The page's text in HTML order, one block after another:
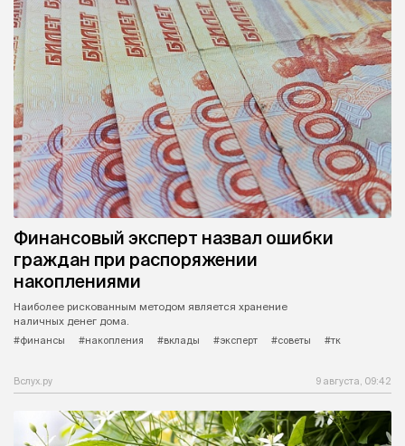
Финансовый эксперт назвал ошибки
граждан при распоряжении
накоплениями
Наиболее рискованным методом является хранение
наличных денег дома.
#финансы
#накопления #вклады #эксперт #советы #тк
Вслух.ру 9 августа, 09:42